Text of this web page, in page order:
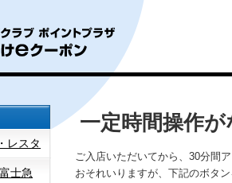
レスタ
士急
一定時間操作
ご入店いただいてから、30分間
おそれいりますが、下記のボタ